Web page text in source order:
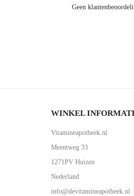
Geen
WINKEL
Vitamineapotheek.nl
Meentweg 33
1271PV Huizen
Nederland
info@devitamineapotheek.nl